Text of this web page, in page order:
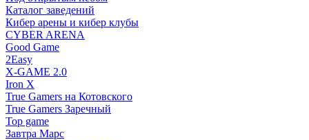
Каталог заведений
Кибер арены и кибер клубы
CYBER ARENA
Good Game
2Easy
X-GAME 2.0
Iron X
True Gamers на Котовского
True Gamers Заречный
Top game
Завтра Марс